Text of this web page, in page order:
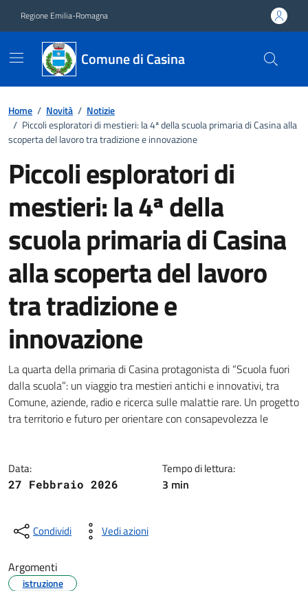
Regione Emilia-Romagna
Comune di Casina
Home / Novità / Notizie
/ Piccoli esploratori di mestieri: la 4ª della scuola primaria di Casina alla
scoperta del lavoro tra tradizione e innovazione
Piccoli esploratori di
mestieri: la 4ª della
scuola primaria di Casina
alla scoperta del lavoro
tra tradizione e
innovazione
Dettagli della notizia
La quarta della primaria di Casina protagonista di “Scuola fuori
dalla scuola”: un viaggio tra mestieri antichi e innovativi, tra
Comune, aziende, radio e ricerca sulle malattie rare. Un progetto
tra territorio e futuro per orientare con consapevolezza le
Data:
27 Febbraio 2026
Tempo di lettura:
3 min
Condividi Vedi azioni
Argomenti
istruzione